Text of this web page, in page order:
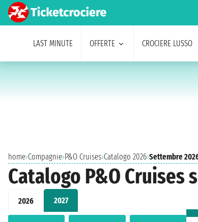
LAST MINUTE OFFERTE CROCIERE LUSSO
home›Compagnie›P&O Cruises›Catalogo 2026›Settembre
Catalogo P&O Cruises
2026 2027